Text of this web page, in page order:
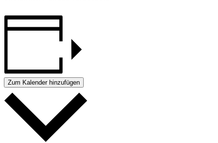
Zum Kalender hinzufügen